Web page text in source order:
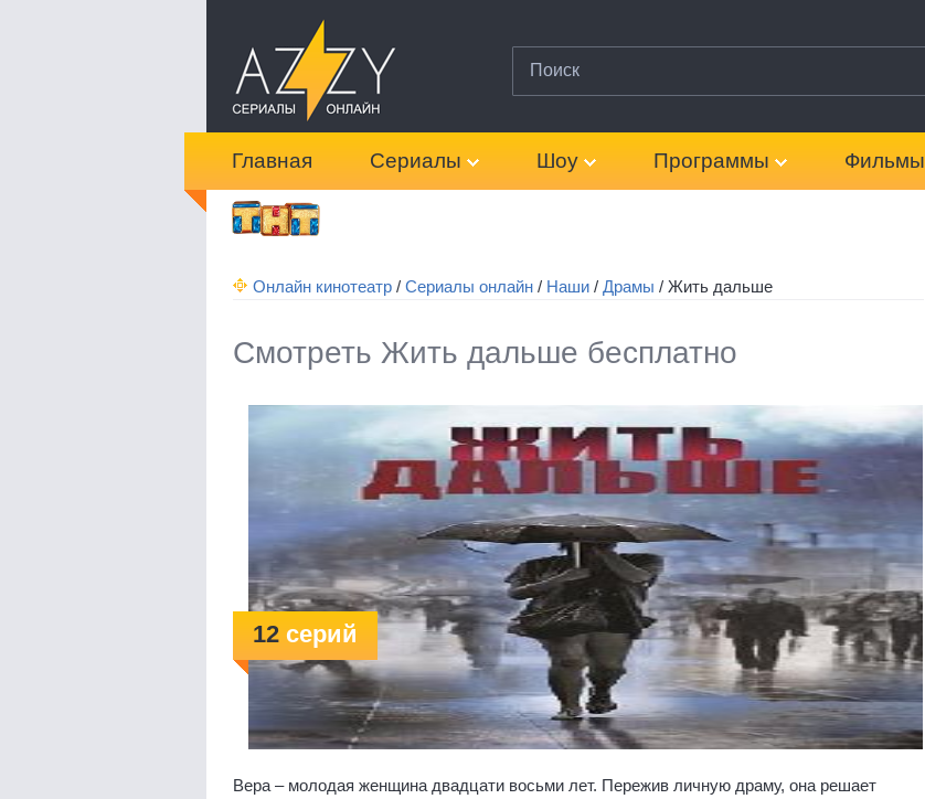
Главная Сериалы Шоу Программы Фильмы
Онлайн кинотеатр / Сериалы онлайн / Наши / Драмы / Жить дальше
Смотреть Жить дальше бесплатно
12 серий
Вера – молодая женщина двадцати восьми лет. Пережив личную драму, она решает